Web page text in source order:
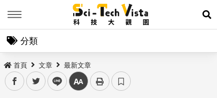
展
分類
首頁 文章 最新文章
facebooktwitter line 中